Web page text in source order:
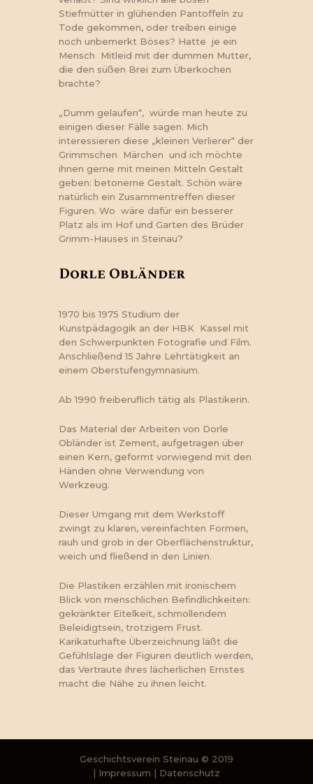
Stiefmütter in glühenden Pantoffeln zu
Tode gekommen, oder treiben einige
noch unbemerkt Böses? Hatte je ein
Mensch Mitleid mit der dummen Mutter,
die den süßen Brei zum Überkochen
brachte?
„Dumm gelaufen“, würde man heute zu
einigen dieser Fälle sagen. Mich
interessieren diese „kleinen Verlierer“ der
Grimmschen Märchen und ich möchte
ihnen gerne mit meinen Mitteln Gestalt
geben: betonerne Gestalt. Schön wäre
natürlich ein Zusammentreffen dieser
Figuren. Wo wäre dafür ein besserer
Platz als im Hof und Garten des Brüder
Grimm-Hauses in Steinau?
Dorle Obländer
1970 bis 1975 Studium der
Kunstpädagogik an der HBK Kassel mit
den Schwerpunkten Fotografie und Film.
Anschließend 15 Jahre Lehrtätigkeit an
einem Oberstufengymnasium.
Ab 1990 freiberuflich tätig als Plastikerin.
Das Material der Arbeiten von Dorle
Obländer ist Zement, aufgetragen über
einen Kern, geformt vorwiegend mit den
Händen ohne Verwendung von
Werkzeug.
Dieser Umgang mit dem Werkstoff
zwingt zu klaren, vereinfachten Formen,
rauh und grob in der Oberflächenstruktur,
weich und fließend in den Linien.
Die Plastiken erzählen mit ironischem
Blick von menschlichen Befindlichkeiten:
gekränkter Eitelkeit, schmollendem
Beleidigtsein, trotzigem Frust.
Karikaturhafte Überzeichnung läßt die
Gefühlslage der Figuren deutlich werden,
das Vertraute ihres lächerlichen Ernstes
macht die Nähe zu ihnen leicht.
Geschichtsverein Steinau © 2019
| Impressum | Datenschutz